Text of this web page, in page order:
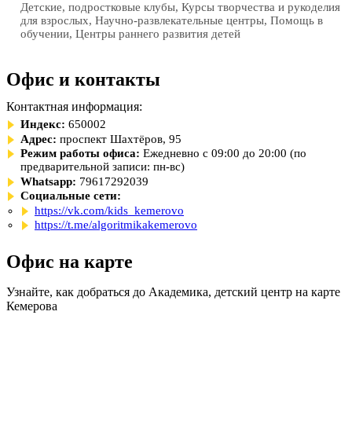
Детские, подростковые клубы, Курсы творчества и рукоделия
для взрослых, Научно-развлекательные центры, Помощь в
обучении, Центры раннего развития детей
Офис и контакты
Контактная информация:
Индекс: 650002
Адрес: проспект Шахтёров, 95
Режим работы офиса: Ежедневно с 09:00 до 20:00 (по
предварительной записи: пн-вс)
Whatsapp: 79617292039
Социальные сети:
https://vk.com/kids_kemerovo
https://t.me/algoritmikakemerovo
Офис на карте
Узнайте, как добраться до Академика, детский центр на карте
Кемерова